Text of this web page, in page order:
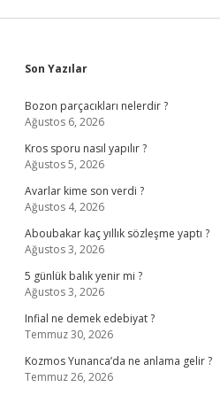
Sidebar
Son Yazılar
Bozon parçacıkları nelerdir ?
Ağustos 6, 2026
Kros sporu nasıl yapılır ?
Ağustos 5, 2026
Avarlar kime son verdi ?
Ağustos 4, 2026
Aboubakar kaç yıllık sözleşme yaptı ?
Ağustos 3, 2026
5 günlük balık yenir mi ?
Ağustos 3, 2026
Infial ne demek edebiyat ?
Temmuz 30, 2026
Kozmos Yunanca’da ne anlama gelir ?
Temmuz 26, 2026